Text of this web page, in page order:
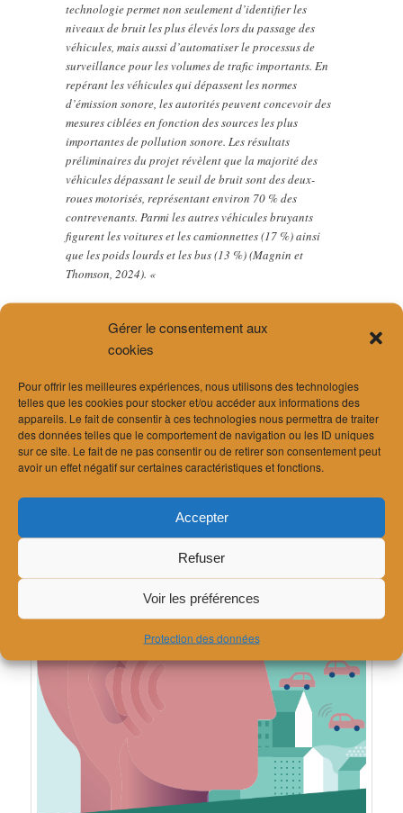
Gérer le consentement aux
cookies
Pour offrir les meilleures expériences, nous utilisons des technologies
telles que les cookies pour stocker et/ou accéder aux informations des
appareils. Le fait de consentir à ces technologies nous permettra de traiter
des données telles que le comportement de navigation ou les ID uniques
sur ce site. Le fait de ne pas consentir ou de retirer son consentement peut
avoir un effet négatif sur certaines caractéristiques et fonctions.
Accepter
Refuser
Voir les préférences
Protection des données
technologie permet non seulement d’identifier les
niveaux de bruit les plus élevés lors du passage des
véhicules, mais aussi d’automatiser le processus de
surveillance pour les volumes de trafic importants. En
repérant les véhicules qui dépassent les normes
d’émission sonore, les autorités peuvent concevoir des
mesures ciblées en fonction des sources les plus
importantes de pollution sonore. Les résultats
préliminaires du projet révèlent que la majorité des
véhicules dépassant le seuil de bruit sont des deux-
roues motorisés, représentant environ 70 % des
contrevenants. Parmi les autres véhicules bruyants
figurent les voitures et les camionnettes (17 %) ainsi
que les poids lourds et les bus (13 %) (Magnin et
Thomson, 2024). «
https://www.aramis.admin.ch/Texte/?
ProjectID=55820&Sprache=fr-CH
Le lien pour le rapport européen est ici:
https://www.eea.europa.eu/en/analysis/publications/environmental-
noise-in-europe-2025